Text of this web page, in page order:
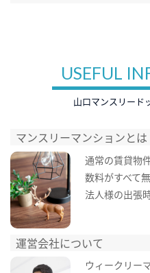
USEFUL
山口マンスリード
マンスリーマンションとは
通常の賃貸物
数料がすべて
法人様の出張
運営会社について
ウィークリー